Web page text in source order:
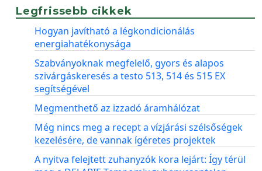
Legfrissebb cikkek
Hogyan javítható a légkondicionálás
energiahatékonysága
Szabványoknak megfelelő, gyors és alapos
szivárgáskeresés a testo 513, 514 és 515 EX
segítségével
Megmenthető az izzadó áramhálózat
Még nincs meg a recept a vízjárási szélsőségek
kezelésére, de vannak ígéretes projektek
A nyitva felejtett zuhanyzók kora lejárt: Így térül